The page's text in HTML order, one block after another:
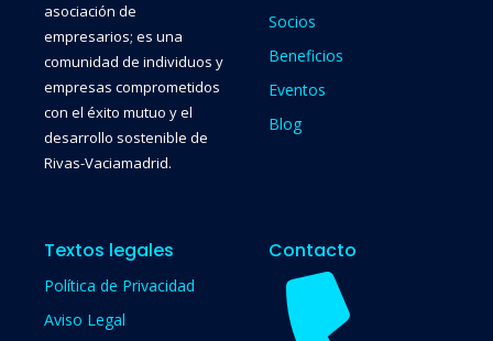
asociación de
empresarios; es una
comunidad de individuos y
empresas comprometidos
con el éxito mutuo y el
desarrollo sostenible de
Rivas-Vaciamadrid.
Socios
Beneficios
Eventos
Blog
Textos legales
Política de Privacidad
Aviso Legal
Contacto